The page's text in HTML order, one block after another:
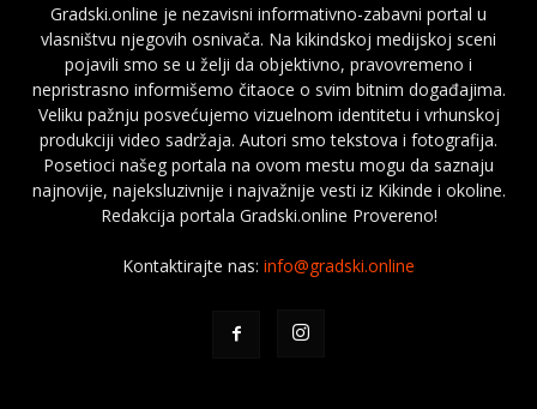
Gradski.online je nezavisni informativno-zabavni portal u
vlasništvu njegovih osnivača. Na kikindskoj medijskoj sceni
pojavili smo se u želji da objektivno, pravovremeno i
nepristrasno informišemo čitaoce o svim bitnim događajima.
Veliku pažnju posvećujemo vizuelnom identitetu i vrhunskoj
produkciji video sadržaja. Autori smo tekstova i fotografija.
Posetioci našeg portala na ovom mestu mogu da saznaju
najnovije, najeksluzivnije i najvažnije vesti iz Kikinde i okoline.
Redakcija portala Gradski.online Provereno!
Kontaktirajte nas: info@gradski.online